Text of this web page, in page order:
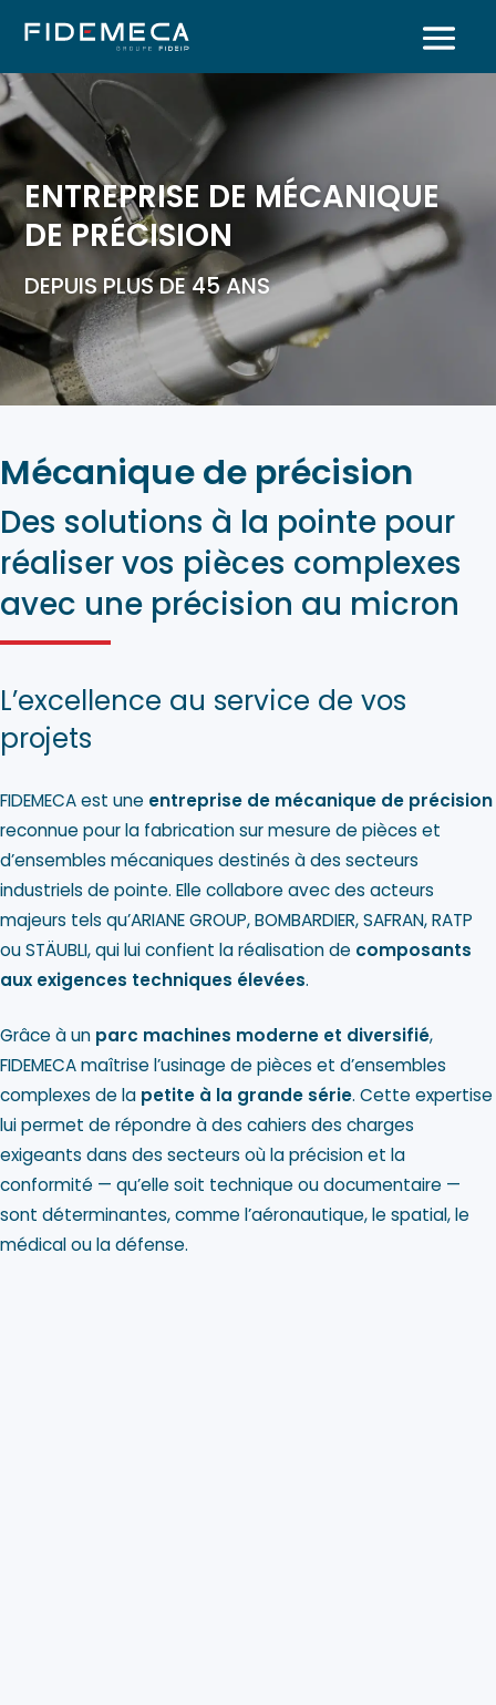
ENTREPRISE DE MÉCANIQUE
DE PRÉCISION
DEPUIS PLUS DE 45 ANS
Mécanique de précision
Des solutions à la pointe pour
réaliser vos pièces complexes
avec une précision au micron
L’excellence au service de vos
projets
FIDEMECA est une entreprise de mécanique de précision
reconnue pour la fabrication sur mesure de pièces et
d’ensembles mécaniques destinés à des secteurs
industriels de pointe. Elle collabore avec des acteurs
majeurs tels qu’ARIANE GROUP, BOMBARDIER, SAFRAN, RATP
ou STÄUBLI, qui lui confient la réalisation de composants
aux exigences techniques élevées.
Grâce à un parc machines moderne et diversifié,
FIDEMECA maîtrise l’usinage de pièces et d’ensembles
complexes de la petite à la grande série. Cette expertise
lui permet de répondre à des cahiers des charges
exigeants dans des secteurs où la précision et la
conformité — qu’elle soit technique ou documentaire —
sont déterminantes, comme l’aéronautique, le spatial, le
médical ou la défense.